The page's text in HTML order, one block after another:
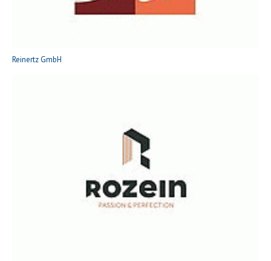
Reinertz GmbH